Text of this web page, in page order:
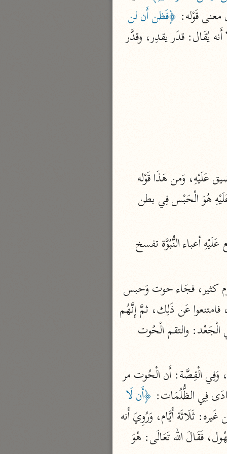
البيضاوي (٦٨٥ هـ)
نحو ٣ مجلدات
مدارك التنزيل
نحو ٣ مجلدات
نحو مجلد
تفسير القرآن العزيز
ابن أبي زمنين (٣٩٩ هـ)
موسوعة التفسير المأثور
معهد الشاطبي
٢٣ مجلدًا
قَوْله:
أَي: لن نقدر عَلَيْهِ بِمَعْنى الحكم وَالْقَضَاء، يُقَال: قدر وَقدر بِمَعْنى وَاحِد، إِلَّا أَنه يُقَال: قدَر يقدِر، وقدَّر
فِي الْقِصَّة: أَنه لما ذهب ركب السَّفِينَة، وَفِي السَّفِينَة قوم كثير، فجَاء حوت وَحبس
أَي: ظلمَة اللَّيْل، وظلمة الْبَحْر، وظلمة بطن الْحُوت، وَفِي الْقِصَّة: أَن الْحُوت مر
فِي الظُّلُمَات:
﴿أَن لَا
لما دَعَا بِهَذِهِ الدعْوَة سَمِعت الْمَلَائِكَة صَوته، فَقَالُوا: يَا رب صَوت مَعْرُوف من مَكَان مَجْهُول، فَقَالَ الله تَعَالَى: هُوَ